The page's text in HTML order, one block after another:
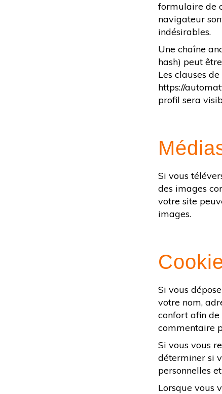
formulaire de
navigateur
indésirables.
Une chaîne
hash) peut
Les clauses
https://
profil sera
Si vous
des images
votre site
images.
Si vous
votre nom,
confort afin de
commentaire
Si vous vous
déterminer si
personnelles
Lorsque vous